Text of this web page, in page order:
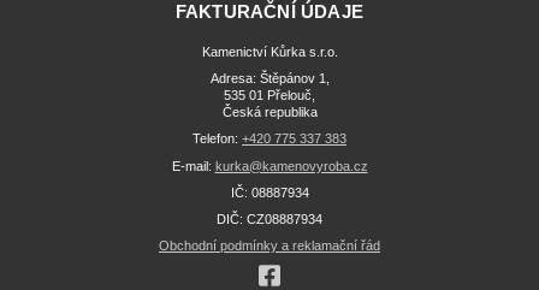
FAKTURAČNÍ ÚDAJE
Kamenictví Kůrka s.r.o.
Adresa: Štěpánov 1,
535 01 Přelouč,
Česká republika
Telefon: +420 775 337 383
E-mail: kurka@kamenovyroba.cz
IČ: 08887934
DIČ: CZ08887934
Obchodní podmínky a reklamační řád